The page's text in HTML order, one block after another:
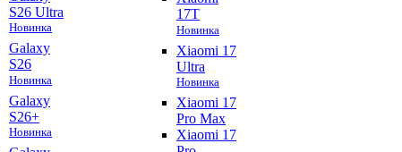
S26 Ultra
Новинка
Galaxy
S26
Новинка
Galaxy
S26+
Новинка
17T
Новинка
Xiaomi 17
Ultra
Новинка
Xiaomi 17
Pro Max
Xiaomi 17